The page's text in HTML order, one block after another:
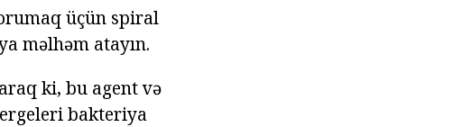
üçün spiral
məlhəm atayın.
ki, bu agent və
bakteriya